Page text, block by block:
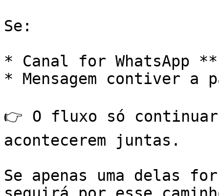
Se:
* Canal for WhatsApp
* Mensagem contiver a
👉 O fluxo só
acontecerem juntas.
Se apenas uma delas